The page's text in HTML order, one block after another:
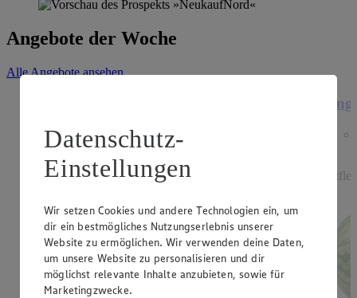
Angebote der Woche
Alle Angebote ansehen
3.33
Festpreis von 3.33€
aus Deutschland/Polen, Kl. I, 500g Packung,
Datenschutz-
Einstellungen
Wir setzen Cookies und andere Technologien ein, um
dir ein bestmögliches Nutzungserlebnis unserer
Website zu ermöglichen. Wir verwenden deine Daten,
um unsere Website zu personalisieren und dir
möglichst relevante Inhalte anzubieten, sowie für
Marketingzwecke.